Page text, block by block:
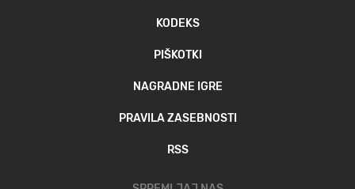
KODEKS
PIŠKOTKI
NAGRADNE IGRE
PRAVILA ZASEBNOSTI
RSS